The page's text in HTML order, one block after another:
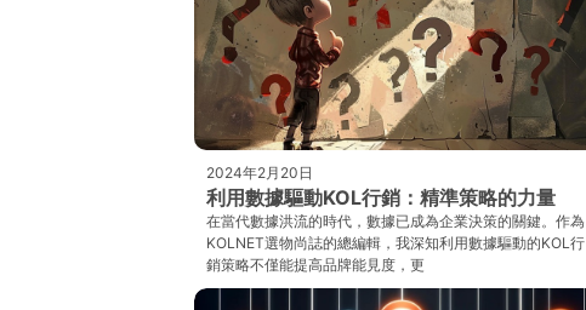
2024年2月20日
利用數據驅動KOL行銷：精準策略的力量
在當代數據洪流的時代，數據已成為企業決策的關鍵。作為
KOLNET選物尚誌的總編輯，我深知利用數據驅動的KOL行
銷策略不僅能提高品牌能見度，更